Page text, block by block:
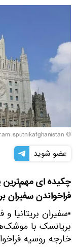
© telegram sputnikafghanistan
عضو شوید
چکیده ای مهم‌ترین
فراخواندن سفیران
▪سفیران
بریانسک با
خارجه روسیه